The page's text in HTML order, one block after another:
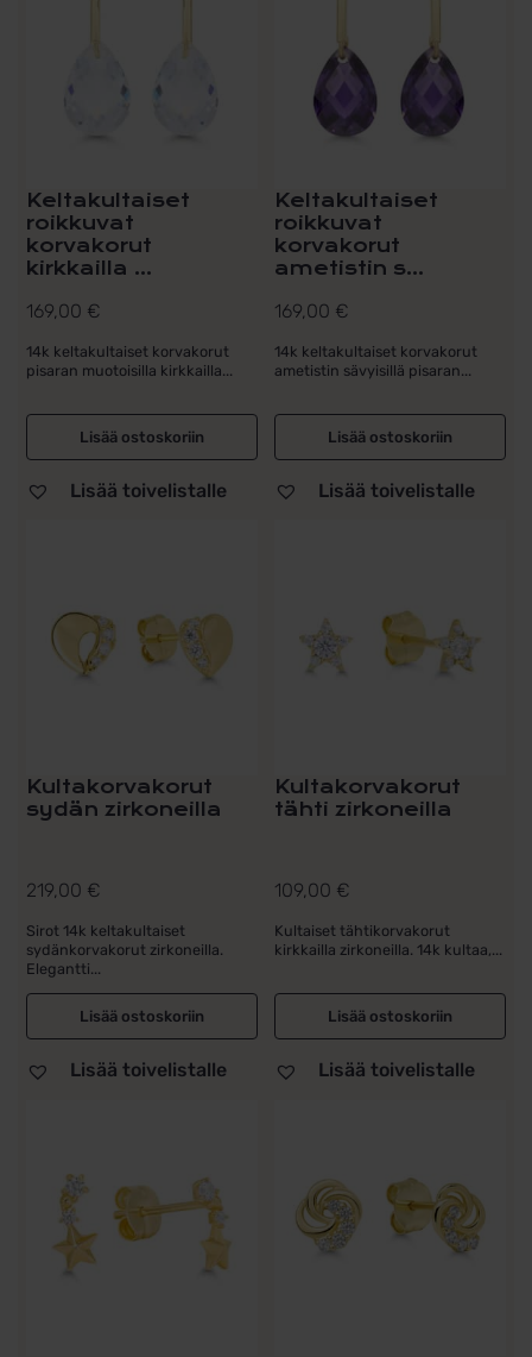
Keltakultaiset
roikkuvat
korvakorut
kirkkailla ...
169,00 €
14k keltakultaiset korvakorut
pisaran muotoisilla kirkkailla...
Lisää ostoskoriin
Lisää toivelistalle
Keltakultaiset
roikkuvat
korvakorut
ametistin s...
169,00 €
14k keltakultaiset korvakorut
ametistin sävyisillä pisaran...
Lisää ostoskoriin
Lisää toivelistalle
Kultakorvakorut
sydän zirkoneilla
219,00 €
Sirot 14k keltakultaiset
sydänkorvakorut zirkoneilla.
Elegantti...
Lisää ostoskoriin
Lisää toivelistalle
Kultakorvakorut
tähti zirkoneilla
109,00 €
Kultaiset tähtikorvakorut
kirkkailla zirkoneilla. 14k kultaa,...
Lisää ostoskoriin
Lisää toivelistalle